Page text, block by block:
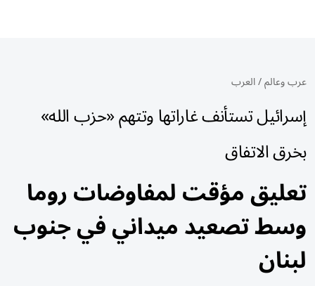
عرب وعالم/العرب
إسرائيل تستأنف غاراتها وتتهم «حزب الله»
بخرق الاتفاق
تعليق مؤقت لمفاوضات روما
وسط تصعيد ميداني في جنوب
لبنان